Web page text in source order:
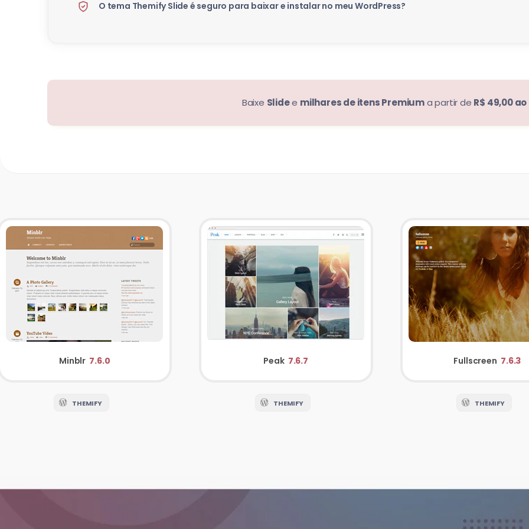
O tema Themify Slide é seguro para baixar e instalar no meu WordPress?
Baixe Slidee milhares de itens Premiuma partir de R$ 49,00
Minblr 7.6.0
THEMIFY
Peak 7.6.7
THEMIFY
Fullscreen 7.6.3
THEMIFY